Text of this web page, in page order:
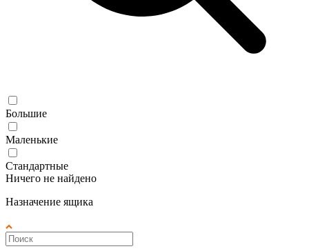
Большие
Маленькие
Стандартные
Ничего не найдено
Назначение ящика